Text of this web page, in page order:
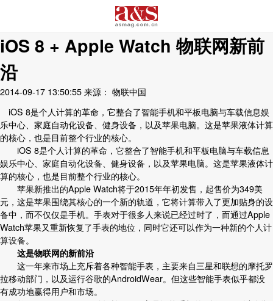
iOS 8 + Apple Watch 物联网新前
沿
2014-09-17 13:50:55 来源： 物联中国
iOS 8是个人计算的革命，它整合了智能手机和平板电脑与车载信息娱
乐中心、家庭自动化设备、健身设备，以及苹果电脑。这是苹果液体计算
的核心，也是目前整个行业的核心。
iOS 8是个人计算的革命，它整合了智能手机和平板电脑与车载信息
娱乐中心、家庭自动化设备、健身设备，以及苹果电脑。这是苹果液体计
算的核心，也是目前整个行业的核心。
苹果新推出的Apple Watch将于2015年年初发售，起售价为349美
元，这是苹果围绕其核心的一个新的轨道，它将计算带入了更加贴身的设
备中，而不仅仅是手机。手表对于很多人来说已经过时了，而通过Apple
Watch苹果又重新恢复了手表的地位，同时它还可以作为一种新的个人计
算设备。
这是物联网的新前沿
这一年来市场上充斥着各种智能手表，主要来自三星和联想的摩托罗
拉移动部门，以及运行谷歌的AndroidWear。但这些智能手表似乎都没
有成功地赢得用户和市场。